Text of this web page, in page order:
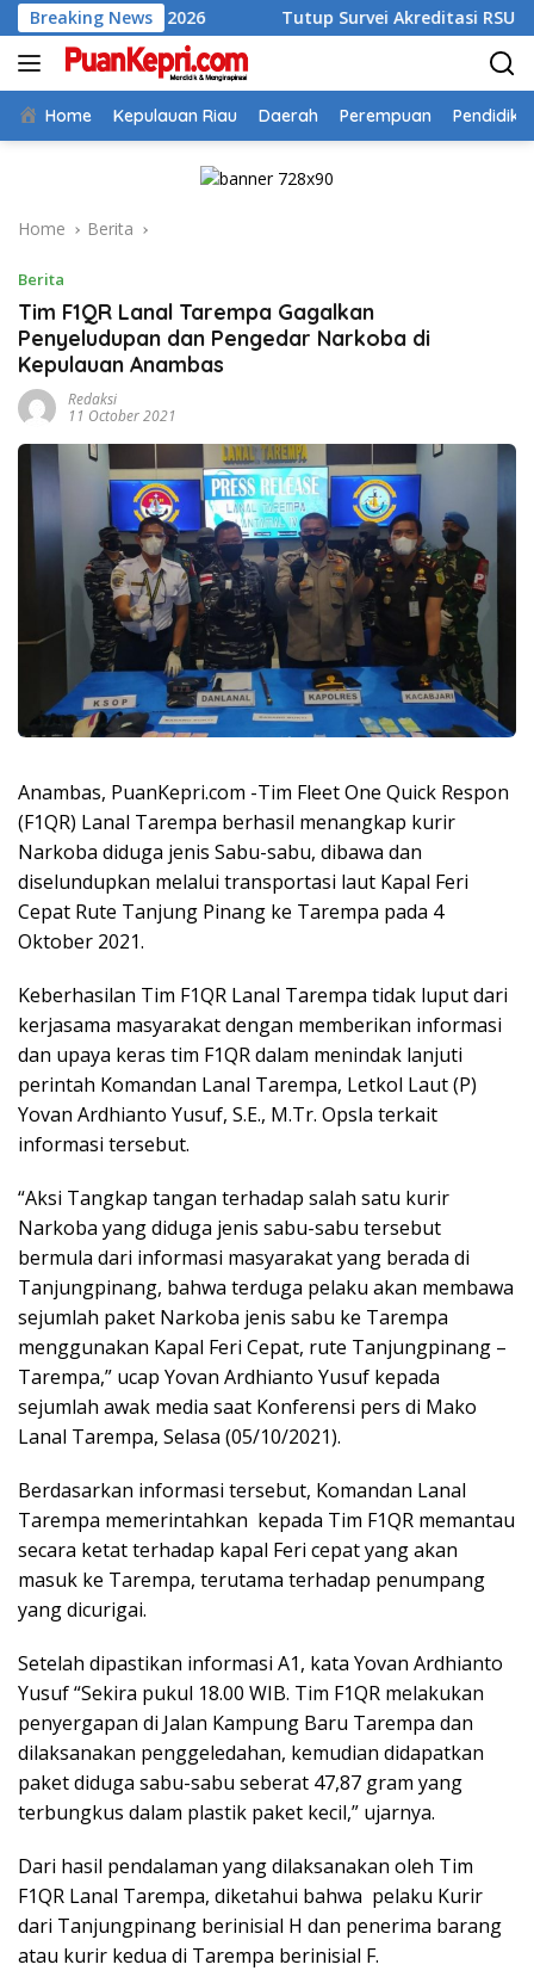
Skip
to
content
Breaking News
II 2026 Tutup Survei Akreditasi RSUD Tarempa,
Home Kepulauan Riau Daerah Perempuan
Home Berita
Berita
Tim F1QR Lanal Tarempa Gagalkan
Penyeludupan dan Pengedar Narkoba di
Kepulauan Anambas
Redaksi
11 October 2021
Anambas, PuanKepri.com -Tim Fleet One Quick Respon
(F1QR) Lanal Tarempa berhasil menangkap kurir
Narkoba diduga jenis Sabu-sabu, dibawa dan
diselundupkan melalui transportasi laut Kapal Feri
Cepat Rute Tanjung Pinang ke Tarempa pada 4
Oktober 2021.
Keberhasilan Tim F1QR Lanal Tarempa tidak luput dari
kerjasama masyarakat dengan memberikan informasi
dan upaya keras tim F1QR dalam menindak lanjuti
perintah Komandan Lanal Tarempa, Letkol Laut (P)
Yovan Ardhianto Yusuf, S.E., M.Tr. Opsla terkait
informasi tersebut.
“Aksi Tangkap tangan terhadap salah satu kurir
Narkoba yang diduga jenis sabu-sabu tersebut
bermula dari informasi masyarakat yang berada di
Tanjungpinang, bahwa terduga pelaku akan membawa
sejumlah paket Narkoba jenis sabu ke Tarempa
menggunakan Kapal Feri Cepat, rute Tanjungpinang –
Tarempa,” ucap Yovan Ardhianto Yusuf kepada
sejumlah awak media saat Konferensi pers di Mako
Lanal Tarempa, Selasa (05/10/2021).
Berdasarkan informasi tersebut, Komandan Lanal
Tarempa memerintahkan kepada Tim F1QR memantau
secara ketat terhadap kapal Feri cepat yang akan
masuk ke Tarempa, terutama terhadap penumpang
yang dicurigai.
Setelah dipastikan informasi A1, kata Yovan Ardhianto
Yusuf “Sekira pukul 18.00 WIB. Tim F1QR melakukan
penyergapan di Jalan Kampung Baru Tarempa dan
dilaksanakan penggeledahan, kemudian didapatkan
paket diduga sabu-sabu seberat 47,87 gram yang
terbungkus dalam plastik paket kecil,” ujarnya.
Dari hasil pendalaman yang dilaksanakan oleh Tim
F1QR Lanal Tarempa, diketahui bahwa pelaku Kurir
dari Tanjungpinang berinisial H dan penerima barang
atau kurir kedua di Tarempa berinisial F.